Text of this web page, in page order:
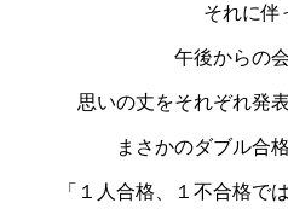
それに伴
午後からの
思いの丈をそれぞれ発
まさかのダブル合
「１人合格、１不合格で